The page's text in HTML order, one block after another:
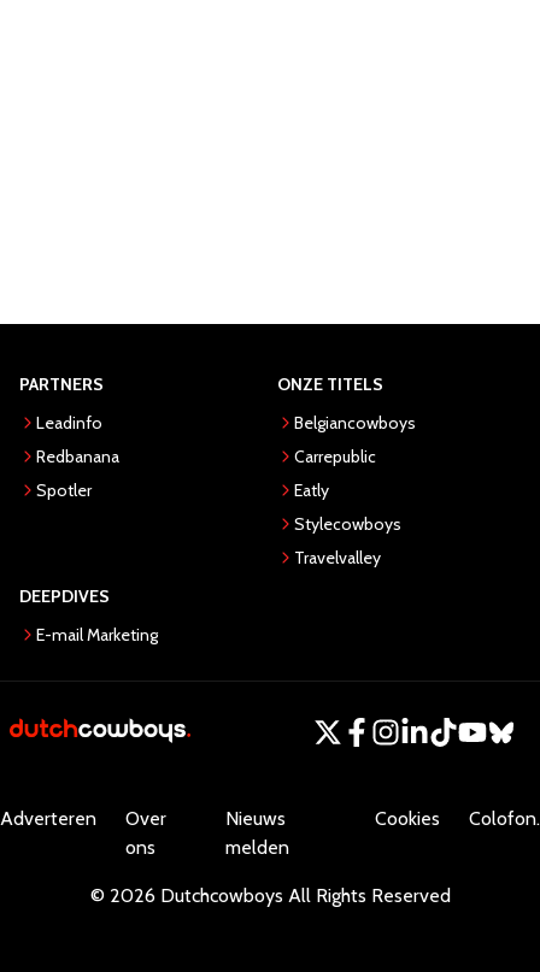
PARTNERS
Leadinfo
Redbanana
Spotler
ONZE TITELS
Belgiancowboys
Carrepublic
Eatly
Stylecowboys
Travelvalley
DEEPDIVES
E-mail Marketing
Adverteren
Over
ons
Nieuws
melden
Cookies Colofon.
© 2026 Dutchcowboys All Rights Reserved